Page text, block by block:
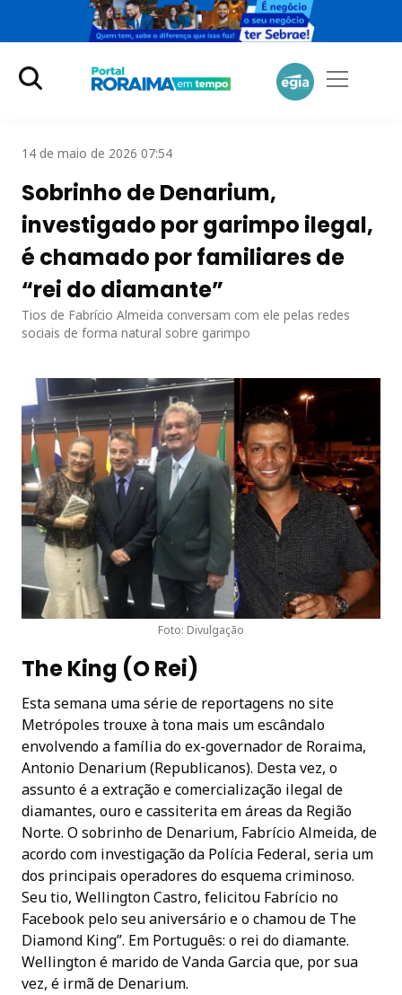
14 de maio de 2026 07:54
Sobrinho de Denarium,
investigado por garimpo ilegal,
é chamado por familiares de
“rei do diamante”
Tios de Fabrício Almeida conversam com ele pelas redes
sociais de forma natural sobre garimpo
Foto: Divulgação
The King (O Rei)
Esta semana uma série de reportagens no site
Metrópoles trouxe à tona mais um escândalo
envolvendo a família do ex-governador de Roraima,
Antonio Denarium (Republicanos). Desta vez, o
assunto é a extração e comercialização ilegal de
diamantes, ouro e cassiterita em áreas da Região
Norte. O sobrinho de Denarium, Fabrício Almeida, de
acordo com investigação da Polícia Federal, seria um
dos principais operadores do esquema criminoso.
Seu tio, Wellington Castro, felicitou Fabrício no
Facebook pelo seu aniversário e o chamou de The
Diamond King”. Em Português: o rei do diamante.
Wellington é marido de Vanda Garcia que, por sua
vez, é irmã de Denarium.